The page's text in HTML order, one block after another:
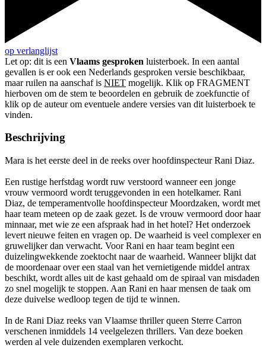
op verlanglijst
Let op: dit is een Vlaams gesproken luisterboek. In een aantal
gevallen is er ook een Nederlands gesproken versie beschikbaar,
maar ruilen na aanschaf is NIET mogelijk. Klik op FRAGMENT
hierboven om de stem te beoordelen en gebruik de zoekfunctie of
klik op de auteur om eventuele andere versies van dit luisterboek te
vinden.
Beschrijving
Mara is het eerste deel in de reeks over hoofdinspecteur Rani Diaz.
Een rustige herfstdag wordt ruw verstoord wanneer een jonge
vrouw vermoord wordt teruggevonden in een hotelkamer. Rani
Diaz, de temperamentvolle hoofdinspecteur Moordzaken, wordt met
haar team meteen op de zaak gezet. Is de vrouw vermoord door haar
minnaar, met wie ze een afspraak had in het hotel? Het onderzoek
levert nieuwe feiten en vragen op. De waarheid is veel complexer en
gruwelijker dan verwacht. Voor Rani en haar team begint een
duizelingwekkende zoektocht naar de waarheid. Wanneer blijkt dat
de moordenaar over een staal van het vernietigende middel antrax
beschikt, wordt alles uit de kast gehaald om de spiraal van misdaden
zo snel mogelijk te stoppen. Aan Rani en haar mensen de taak om
deze duivelse wedloop tegen de tijd te winnen.
In de Rani Diaz reeks van Vlaamse thriller queen Sterre Carron
verschenen inmiddels 14 veelgelezen thrillers. Van deze boeken
werden al vele duizenden exemplaren verkocht.